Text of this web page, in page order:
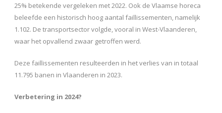
25% betekende vergeleken met 2022. Ook de Vlaamse horeca
beleefde een historisch hoog aantal faillissementen, namelijk
1.102. De transportsector volgde, vooral in West-Vlaanderen,
waar het opvallend zwaar getroffen werd.
Deze faillissementen resulteerden in het verlies van in totaal
11.795 banen in Vlaanderen in 2023.
Verbetering in 2024?